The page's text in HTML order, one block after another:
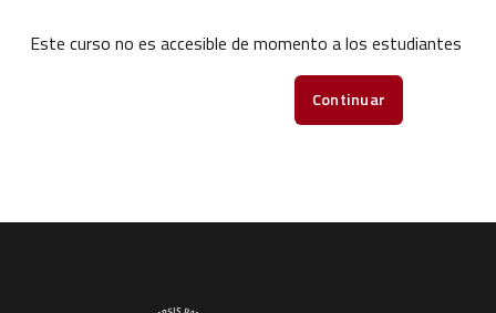
Este curso no es accesible de momento a los estudiantes
Continuar